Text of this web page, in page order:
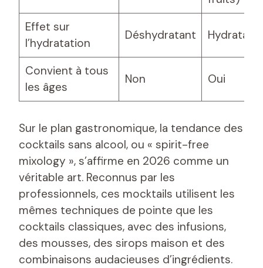
Effet sur
l’hydratation
Déshydratant Hydratant
Convient à tous
les âges
Non Oui
Sur le plan gastronomique, la tendance des
cocktails sans alcool, ou « spirit-free
mixology », s’affirme en 2026 comme un
véritable art. Reconnus par les
professionnels, ces mocktails utilisent les
mêmes techniques de pointe que les
cocktails classiques, avec des infusions,
des mousses, des sirops maison et des
combinaisons audacieuses d’ingrédients.